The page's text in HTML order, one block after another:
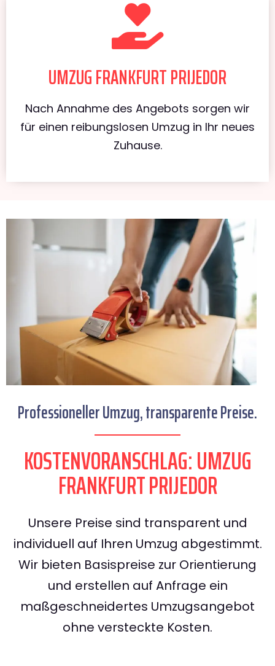
UMZUG FRANKFURT PRIJEDOR
Nach Annahme des Angebots sorgen wir
für einen reibungslosen Umzug in Ihr neues
Zuhause.
Professioneller Umzug, transparente Preise.
KOSTENVORANSCHLAG: UMZUG
FRANKFURT PRIJEDOR
Unsere Preise sind transparent und
individuell auf Ihren Umzug abgestimmt.
Wir bieten Basispreise zur Orientierung
und erstellen auf Anfrage ein
maßgeschneidertes Umzugsangebot
ohne versteckte Kosten.